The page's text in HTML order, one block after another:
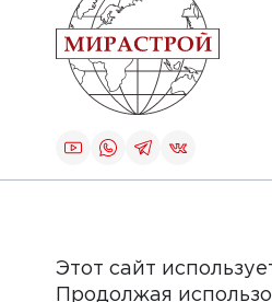
Этот сайт
Продолжая